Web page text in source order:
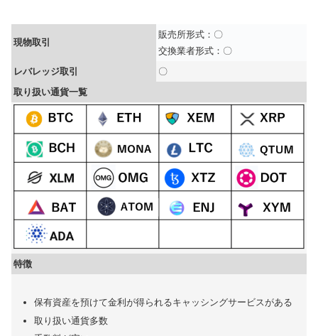
現物取引
販売所形式：〇
交換業者形式：〇
レバレッジ取引
〇
取り扱い通貨一覧
特徴
保有資産を預けて金利が得られるキャッシングサービスがある
取り扱い通貨多数